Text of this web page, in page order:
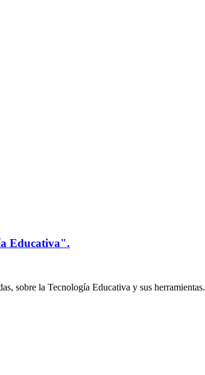
Educativa".
sobre la Tecnología Educativa y sus herramientas.